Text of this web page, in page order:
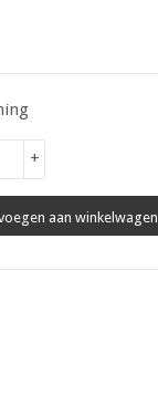
+
aan winkelwagen